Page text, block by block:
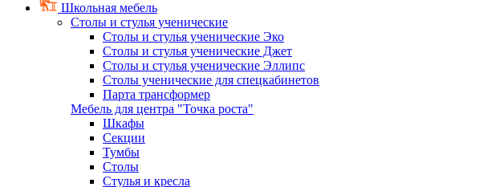
Школьная мебель
Столы и стулья ученические
Столы и стулья ученические Эко
Столы и стулья ученические Джет
Столы и стулья ученические Эллипс
Столы ученические для спецкабинетов
Парта трансформер
Мебель для центра "Точка роста"
Шкафы
Секции
Тумбы
Столы
Стулья и кресла